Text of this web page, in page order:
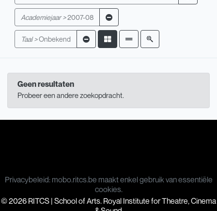
Academiejaar >2007-08
Taal >Onbekend
Geen resultaten
Probeer een andere zoekopdracht.
Privacybeleid: mobo.ritcs.be maakt enkel gebruik van essentiële
cookies.
© 2026 RITCS | School of Arts. Royal Institute for Theatre, Cinema